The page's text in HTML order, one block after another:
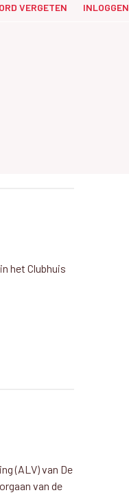
VERGETEN INLOGGEN
het Clubhuis
(ALV) van De
van de